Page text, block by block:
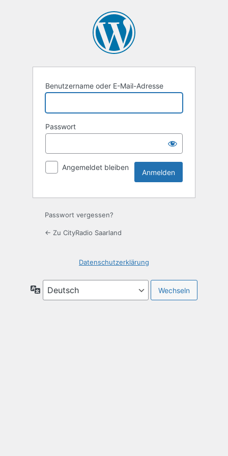
Benutzername oder E-Mail-Adresse
Passwort
Angemeldet bleiben
Passwort vergessen?
← Zu CityRadio Saarland
Datenschutzerklärung
Sprache